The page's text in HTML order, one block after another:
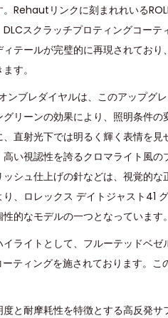
Rehautリンクに刻まれれいる
スクラッチプロティングコー
テールが完璧的に再現されてお
す。
ンブレダイヤルは、このアップグ
リーンの効果により、照明条件
直射光下では明るく輝く表情を
い視認性を誇るクロマライト風
シュ仕上げの針などは、視覚的
、ロレックス デイトジャスト41
的なモデルの一つとなっています。
ライトとして、フルーテッドベ
ティングを施されております。
と耐摩耗性を特徴とする高反発